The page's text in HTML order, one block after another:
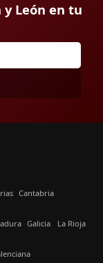
León en tu
Cantabria
Galicia La Rioja